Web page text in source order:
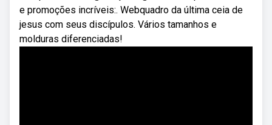
e promoções incríveis:. Webquadro da última ceia de
jesus com seus discípulos. Vários tamanhos e
molduras diferenciadas!